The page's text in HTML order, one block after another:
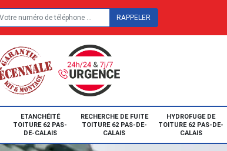
ETANCHÉITÉ
TOITURE 62 PAS-
DE-CALAIS
RECHERCHE DE FUITE
TOITURE 62 PAS-DE-
CALAIS
HYDROFUGE DE
TOITURE 62 PAS-DE-
CALAIS